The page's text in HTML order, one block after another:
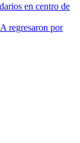
en centro de
regresaron por